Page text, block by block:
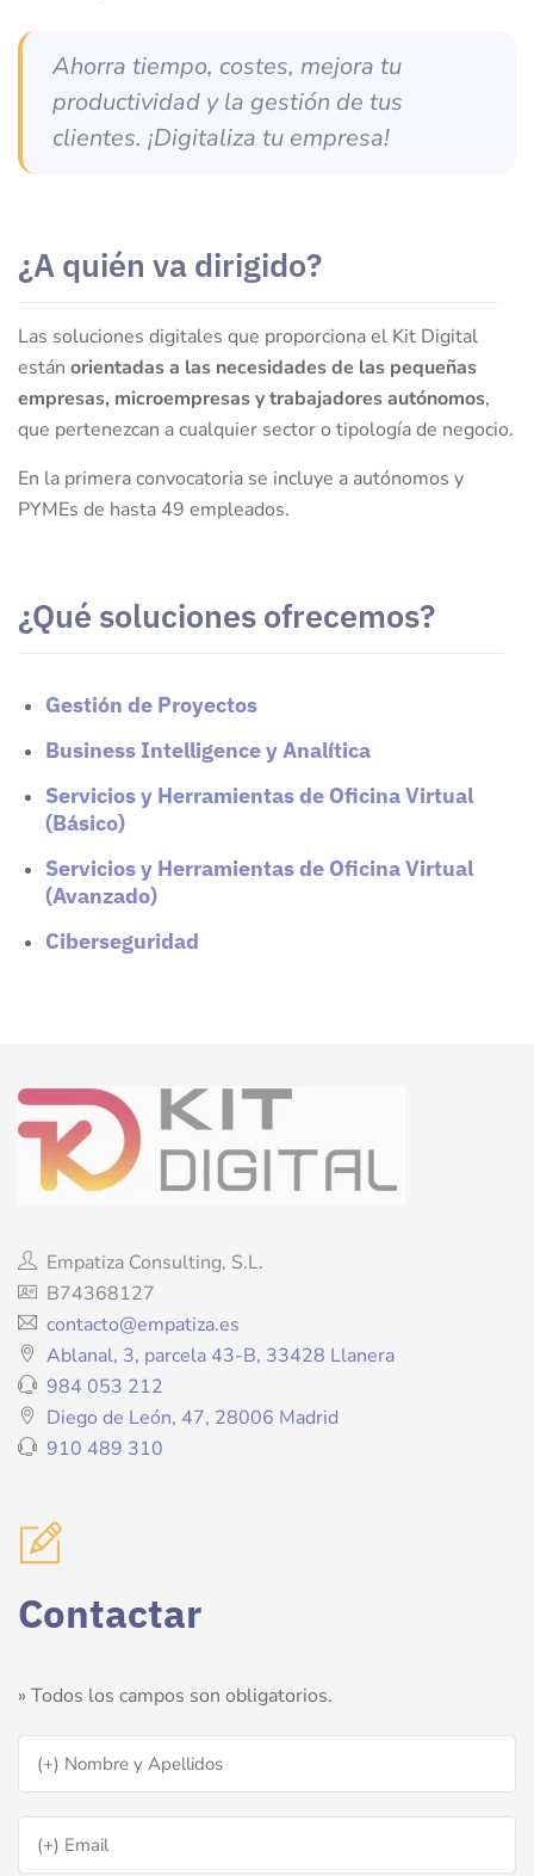
Ahorra tiempo, costes, mejora tu
productividad y la gestión de tus
clientes. ¡Digitaliza tu empresa!
¿A quién va dirigido?
Las soluciones digitales que proporciona el Kit Digital
están orientadas a las necesidades de las pequeñas
empresas, microempresas y trabajadores autónomos,
que pertenezcan a cualquier sector o tipología de negocio.
En la primera convocatoria se incluye a autónomos y
PYMEs de hasta 49 empleados.
¿Qué soluciones ofrecemos?
Gestión de Proyectos
Business Intelligence y Analítica
Servicios y Herramientas de Oficina Virtual
(Básico)
Servicios y Herramientas de Oficina Virtual
(Avanzado)
Ciberseguridad
Empatiza Consulting, S.L.
B74368127
contacto@empatiza.es
Ablanal, 3, parcela 43-B, 33428 Llanera
984 053 212
Diego de León, 47, 28006 Madrid
910 489 310
Contactar
» Todos los campos son obligatorios.